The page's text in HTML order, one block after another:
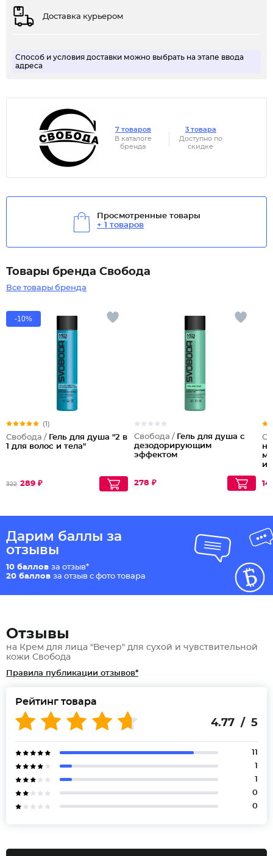
Доставка курьером
Способ и условия доставки можно выбрать на этапе ввода
адреса
7 товаров
В каталоге
бренда
3 товара
Доступно по
скидке
Просмотренные товары
+ 1 товаров
Товары бренда Свобода
Все товары бренда
-10%
(1)
Свобода / Гель для душа "2 в
1 для волос и тела"
322 289 ₽
Свобода / Гель для душа c
дезодорирующим
эффектом
278 ₽
и
Дарим баллы за
отзывы
10 баллов за отзыв*
20 баллов за отзыв с фото товара
Отзывы
на Крем для лица "Вечер" для сухой и чувствительной
кожи Свобода
Правила публикации отзывов*
Рейтинг товара
4.77 / 5
11
1
1
0
0